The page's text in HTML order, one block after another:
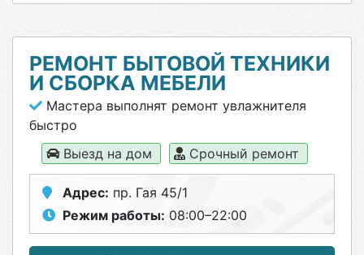
РЕМОНТ БЫТОВОЙ ТЕХНИКИ
И СБОРКА МЕБЕЛИ
Мастера выполнят ремонт увлажнителя
быстро
Выезд на дом
Срочный ремонт
Адрес: пр. Гая 45/1
Режим работы: 08:00–22:00